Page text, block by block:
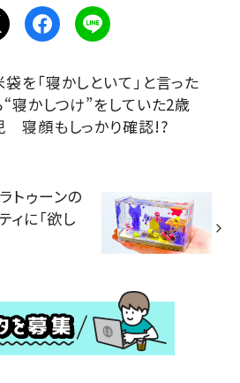
袋を「寝かしといて」と言った
“寝かしつけ”をしていた2歳
寝顔もしっかり確認!?
トゥーンの
に「欲し